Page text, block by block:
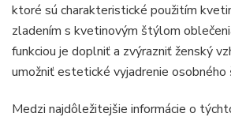
ktoré sú charakteristické použitím
zladením s kvetinovým štýlom
funkciou je doplniť a zvýrazniť ženský
umožniť estetické vyjadrenie osobného
Medzi najdôležitejšie informácie o